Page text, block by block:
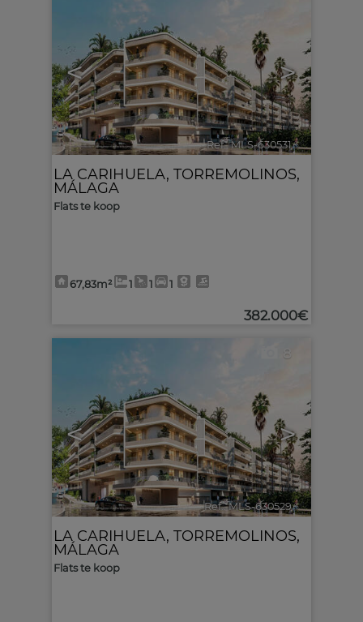
< >
Ref.. MLS-630531 🔗
LA CARIHUELA, TORREMOLINOS,
MÁLAGA
Flats te koop
67,83m² 1 1 1
382.000€
< >
8
Ref.. MLS-630529 🔗
LA CARIHUELA, TORREMOLINOS,
MÁLAGA
Flats te koop